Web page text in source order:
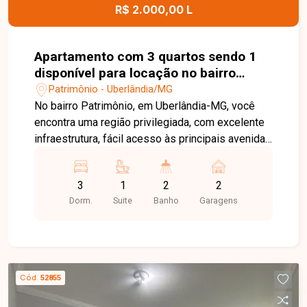
R$ 2.000,00 L
Apartamento com 3 quartos sendo 1
disponível para locação no bairro
Patrimônio em Uberlândia-MG
Patrimônio - Uberlândia/MG
No bairro Patrimônio, em Uberlândia-MG, você
encontra uma região privilegiada, com excelente
infraestrutura, fácil acesso às principais avenidas
supermercados, escolas, farmácias e diversos
comércios, proporcionando praticidade e
qualidade de vida. Apartamento disponível para
cozinha com armários, área de serviço e 1 vaga
de garagem. O imóvel oferece ambientes
amplos, bem distribuídos e funcionais, ideal para
3
Dorm.
1
Suite
2
Banho
2
Garagens
Cód. 52855